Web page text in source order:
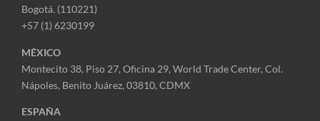
Bogotá. (110221)
+57 (1) 6230199
MÉXICO
Montecito 38, Piso 27, Oficina 29, World Trade Center, Col.
Nápoles, Benito Juárez, 03810, CDMX
ESPAÑA